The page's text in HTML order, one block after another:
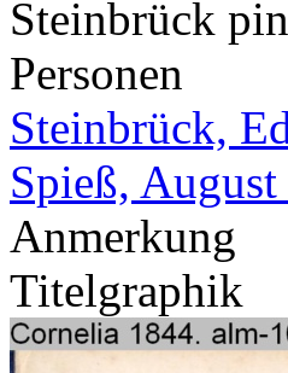
Steinbrück
Personen
Steinbrück,
Spieß,
Anmerkung
Titelgraphik